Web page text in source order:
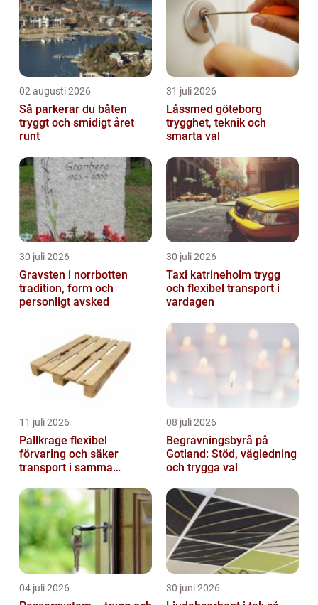
02 augusti 2026
Så parkerar du båten
tryggt och smidigt året
runt
31 juli 2026
Låssmed göteborg
trygghet, teknik och
smarta val
30 juli 2026
Gravsten i norrbotten
tradition, form och
personligt avsked
30 juli 2026
Taxi katrineholm trygg
och flexibel transport i
vardagen
11 juli 2026
Pallkrage flexibel
förvaring och säker
transport i samma
08 juli 2026
Begravningsbyrå på
Gotland: Stöd, vägledning
och trygga val
04 juli 2026 30 juni 2026